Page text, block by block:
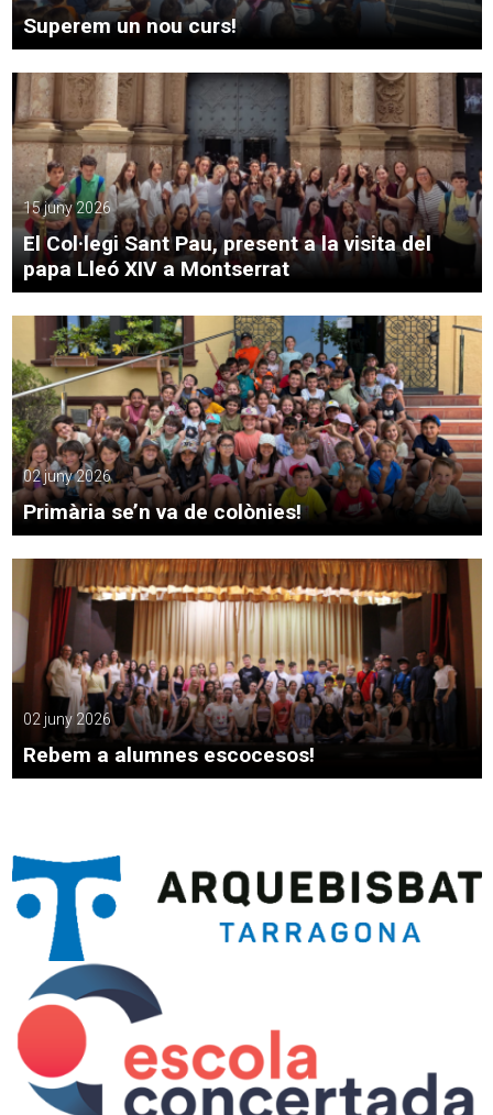
Superem un nou curs!
15 juny 2026
El Col·legi Sant Pau, present a la visita del
papa Lleó XIV a Montserrat
02 juny 2026
Primària se’n va de colònies!
02 juny 2026
Rebem a alumnes escocesos!